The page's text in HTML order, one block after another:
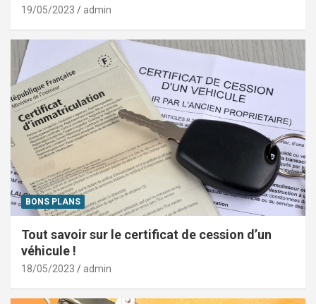
19/05/2023 admin
BONS PLANS
Tout savoir sur le certificat de cession d’un
véhicule !
18/05/2023 admin